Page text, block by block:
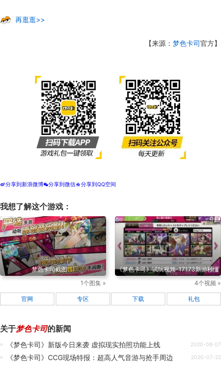
再逛逛>>
【来源： 梦色卡司官方】
t分享到新浪微博w分享到微信z分享到QQ空间
我想了解这个游戏：
梦色卡司截图(5)
1个图集 »
《梦色卡司》试玩视频-17173新游秒懂
4个视频 »
官网 专区 下载 礼包
关于梦色卡司的新闻
《梦色卡司》新版今日来袭 虚拟现实拍照功能上线 2020-08-07
《梦色卡司》CCG现场特报：超高人气音游与抢手周边 2020-07-22